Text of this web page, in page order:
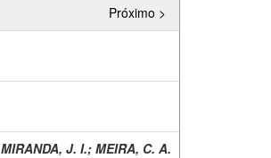
Próximo >
MIRANDA, J. I.; MEIRA, C. A.